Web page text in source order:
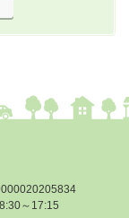
～17:15